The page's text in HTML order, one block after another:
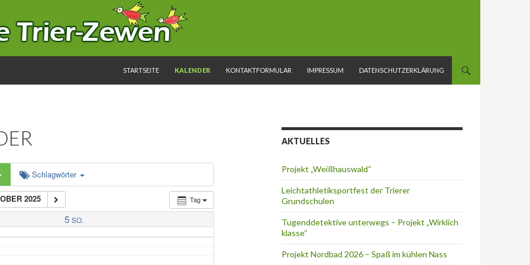
STARTSEITE
KALENDER KONTAKTFORMULAR IMPRESSUM DATENSCHUTZERKLÄRUNG
Schlagwörter
Tag
2025
5 SO.
AKTUELLES
Projekt „Weißhauswald“
Leichtathletiksportfest der Trierer
Grundschulen
Tugenddetektive unterwegs – Projekt „Wirklich
klasse“
Projekt Nordbad 2026 – Spaß im kühlen Nass